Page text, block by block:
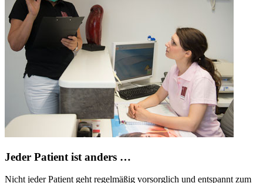
Jeder Patient ist anders …
Nicht jeder Patient geht regelmäßig vorsorglich und entspannt zum